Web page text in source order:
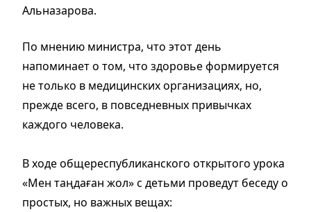
Альназарова.
По мнению министра, что этот день
напоминает о том, что здоровье формируется
не только в медицинских организациях, но,
прежде всего, в повседневных привычках
каждого человека.
В ходе общереспубликанского открытого урока
«Мен таңдаған жол» с детьми проведут беседу о
простых, но важных вещах: